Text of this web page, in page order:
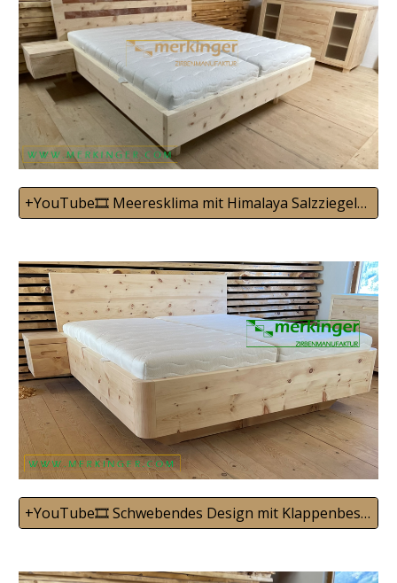
+YouTube🎞️ Meeresklima mit Himalaya Salzziegeln 18
+YouTube🎞️ Schwebendes Design mit Klappenbeschläg 19